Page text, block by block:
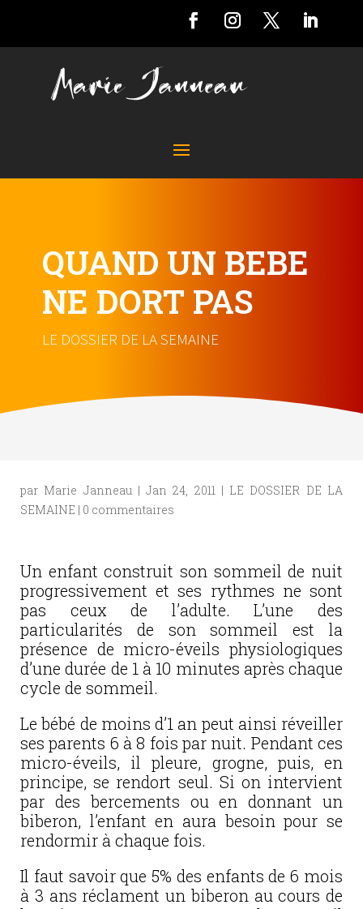
QUAND UN BEBE
NE DORT PAS
LE DOSSIER DE LA SEMAINE
par Marie Janneau|Jan 24, 2011| LE DOSSIER DE LA
SEMAINE | 0 commentaires
Un enfant construit son sommeil de nuit
progressivement et ses rythmes ne sont
pas ceux de l’adulte. L’une des
particularités de son sommeil est la
présence de micro-éveils physiologiques
d’une durée de 1 à 10 minutes après chaque
cycle de sommeil.
Le bébé de moins d’1 an peut ainsi réveiller
ses parents 6 à 8 fois par nuit. Pendant ces
micro-éveils, il pleure, grogne, puis, en
principe, se rendort seul. Si on intervient
par des bercements ou en donnant un
biberon, l’enfant en aura besoin pour se
rendormir à chaque fois.
Il faut savoir que 5% des enfants de 6 mois
à 3 ans réclament un biberon au cours de